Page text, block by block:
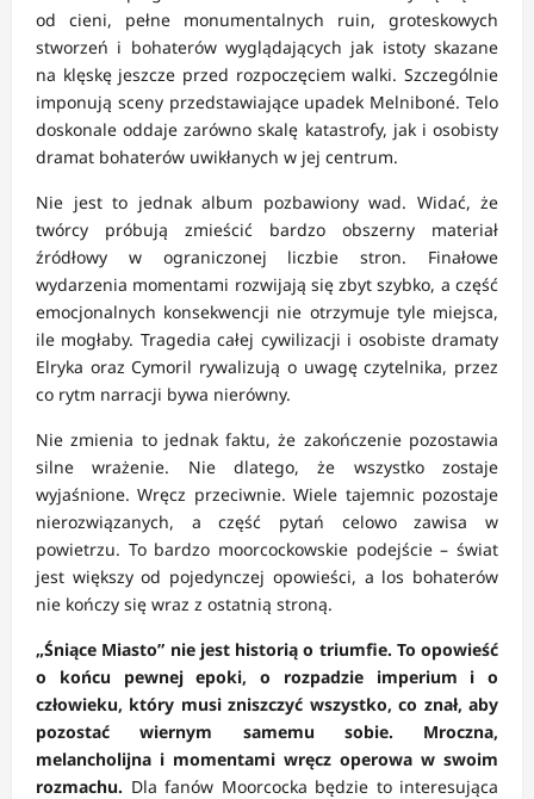
od cieni, pełne monumentalnych ruin, groteskowych
stworzeń i bohaterów wyglądających jak istoty skazane
na klęskę jeszcze przed rozpoczęciem walki. Szczególnie
imponują sceny przedstawiające upadek Melniboné. Telo
doskonale oddaje zarówno skalę katastrofy, jak i osobisty
dramat bohaterów uwikłanych w jej centrum.
Nie jest to jednak album pozbawiony wad. Widać, że
twórcy próbują zmieścić bardzo obszerny materiał
źródłowy w ograniczonej liczbie stron. Finałowe
wydarzenia momentami rozwijają się zbyt szybko, a część
emocjonalnych konsekwencji nie otrzymuje tyle miejsca,
ile mogłaby. Tragedia całej cywilizacji i osobiste dramaty
Elryka oraz Cymoril rywalizują o uwagę czytelnika, przez
co rytm narracji bywa nierówny.
Nie zmienia to jednak faktu, że zakończenie pozostawia
silne wrażenie. Nie dlatego, że wszystko zostaje
wyjaśnione. Wręcz przeciwnie. Wiele tajemnic pozostaje
nierozwiązanych, a część pytań celowo zawisa w
powietrzu. To bardzo moorcockowskie podejście – świat
jest większy od pojedynczej opowieści, a los bohaterów
nie kończy się wraz z ostatnią stroną.
„Śniące Miasto” nie jest historią o triumfie. To opowieść
o końcu pewnej epoki, o rozpadzie imperium i o
człowieku, który musi zniszczyć wszystko, co znał, aby
pozostać wiernym samemu sobie. Mroczna,
melancholijna i momentami wręcz operowa w swoim
rozmachu. Dla fanów Moorcocka będzie to interesująca